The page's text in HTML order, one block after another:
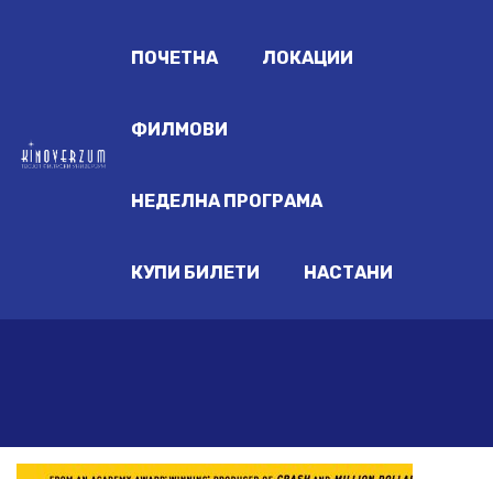
ПОЧЕТНА ЛОКАЦИИ
ФИЛМОВИ
НЕДЕЛНА ПРОГРАМА
КУПИ БИЛЕТИ НАСТАНИ